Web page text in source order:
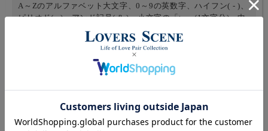
A～Zのアルファベット大文字、0～9の英数字、ハイフン( - )、
ピリオド( . )、アンド記号( & )、小文字の「to」(1文字分)、中
※記号、スペースなども1文字としてカウントされます
プルダウンメニューからご希望の書体をお選びくださ